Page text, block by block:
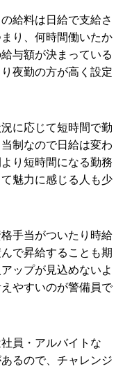
給料は日給で支給さ
り、何時間働いたか
与額が決まっている
夜勤の方が高く設定
に応じて短時間で勤
制なので日給は変わ
り短時間になる勤務
魅力に感じる人も少
手当がついたり時給
で昇給することも期
ップが見込めないよ
やすいのが警備員で
員・アルバイトな
るので、チャレンジ